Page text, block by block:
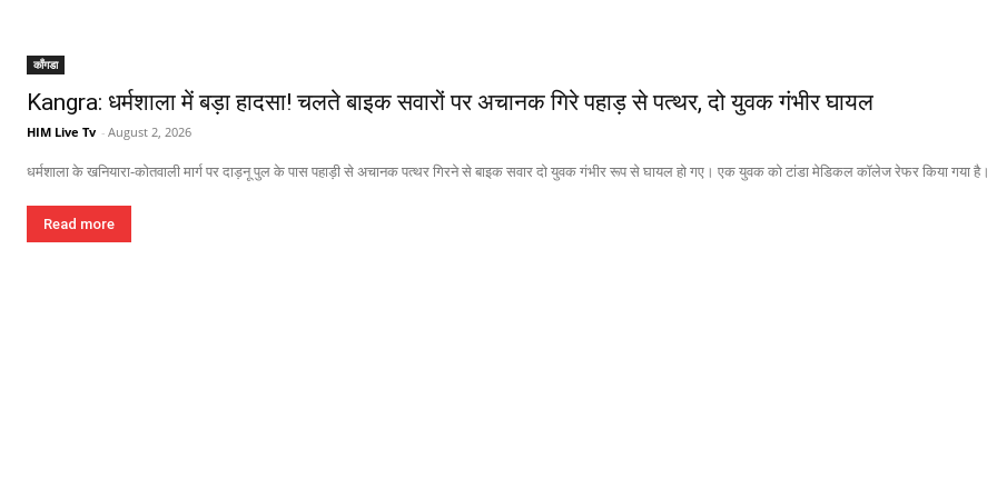
काँगडा
Kangra: धर्मशाला में बड़ा हादसा! चलते बाइक सवारों पर अचानक गिरे पहाड़ से पत्थर, दो युवक गंभीर घायल
HIM Live Tv - August 2, 2026
धर्मशाला के खनियारा-कोतवाली मार्ग पर दाड़नू पुल के पास पहाड़ी से अचानक पत्थर गिरने से बाइक सवार दो युवक गंभीर रूप से घायल हो गए। एक युवक को टांडा मेडिकल कॉलेज रेफर किया गया है।
Read more